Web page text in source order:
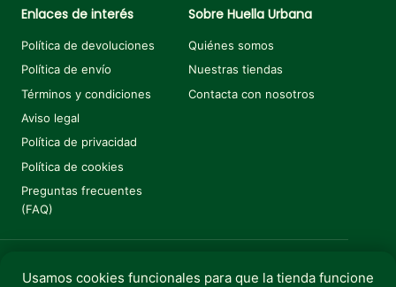
Enlaces de interés
Política de devoluciones
Política de envío
Términos y condiciones
Aviso legal
Política de privacidad
Política de cookies
Preguntas frecuentes
(FAQ)
Sobre Huella Urbana
Quiénes somos
Nuestras tiendas
Contacta con nosotros
Usamos cookies funcionales para que la tienda funcione
€6,50 Añadir al carrito